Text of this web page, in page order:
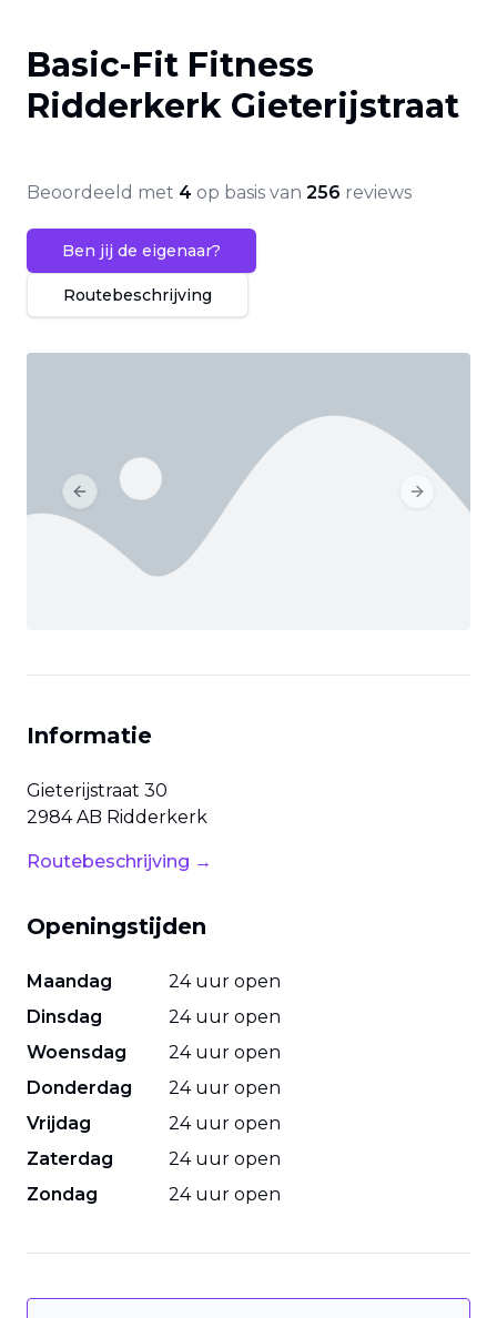
Basic-Fit Fitness
Ridderkerk Gieterijstraat
Beoordeeld met 4 op basis van 256 reviews
Ben jij de eigenaar?
Routebeschrijving
Previous slide Next slide
Informatie
Gieterijstraat 30
2984 AB Ridderkerk
Routebeschrijving →
Openingstijden
Maandag
24 uur open
Dinsdag
24 uur open
Woensdag
24 uur open
Donderdag
24 uur open
Vrijdag
24 uur open
Zaterdag
24 uur open
Zondag
24 uur open